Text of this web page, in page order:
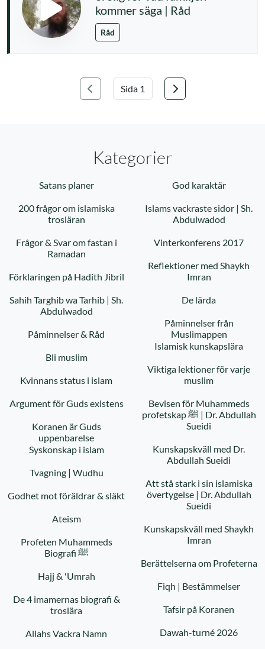
kommer säga | Råd
Råd
Föregående
Välj sida
Nästa
Kategorier
Satans planer God karaktär
200 frågor om islamiska
trosläran
Islams vackraste sidor | Sh.
Abdulwadod
Frågor & Svar om fastan i
Ramadan
Vinterkonferens 2017
Reflektioner med Shaykh
Imran
Förklaringen på Hadith Jibril
Sahih Targhib wa Tarhib | Sh.
Abdulwadod
De lärda
Påminnelser från
Muslimappen
Påminnelser & Råd
Islamisk kunskapslära
Bli muslim
Viktiga lektioner för varje
muslim
Kvinnans status i islam
Argument för Guds existens
Bevisen för Muhammeds
profetskap ﷺ | Dr. Abdullah
Sueidi
Koranen är Guds
uppenbarelse
Kunskapskväll med Dr.
Abdullah Sueidi
Syskonskap i islam
Tvagning | Wudhu
Att stå stark i sin islamiska
övertygelse | Dr. Abdullah
Sueidi
Godhet mot föräldrar & släkt
Ateism
Kunskapskväll med Shaykh
Imran
Profeten Muhammeds
Biografi ﷺ
Berättelserna om Profeterna
Hajj & 'Umrah
Fiqh | Bestämmelser
De 4 imamernas biografi &
troslära
Tafsir på Koranen
Dawah-turné 2026
Allahs Vackra Namn